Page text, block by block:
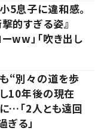
5息子に違和感。
的すぎる姿』
ww」「吹き出し
“別々の道を歩
10年後の現在
…「2人とも遠回
ぎる」